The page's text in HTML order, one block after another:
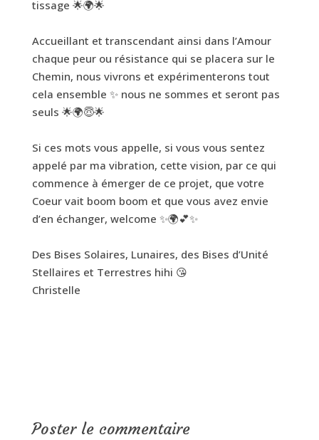
tissage 🌟🌍🌟
Accueillant et transcendant ainsi dans l’Amour
chaque peur ou résistance qui se placera sur le
Chemin, nous vivrons et expérimenterons tout
cela ensemble ✨ nous ne sommes et seront pas
seuls 🌟🌍😇🌟
Si ces mots vous appelle, si vous vous sentez
appelé par ma vibration, cette vision, par ce qui
commence à émerger de ce projet, que votre
Coeur vait boom boom et que vous avez envie
d’en échanger, welcome ✨🌍💕✨
Des Bises Solaires, Lunaires, des Bises d’Unité
Stellaires et Terrestres hihi 😘
Christelle
Poster le commentaire